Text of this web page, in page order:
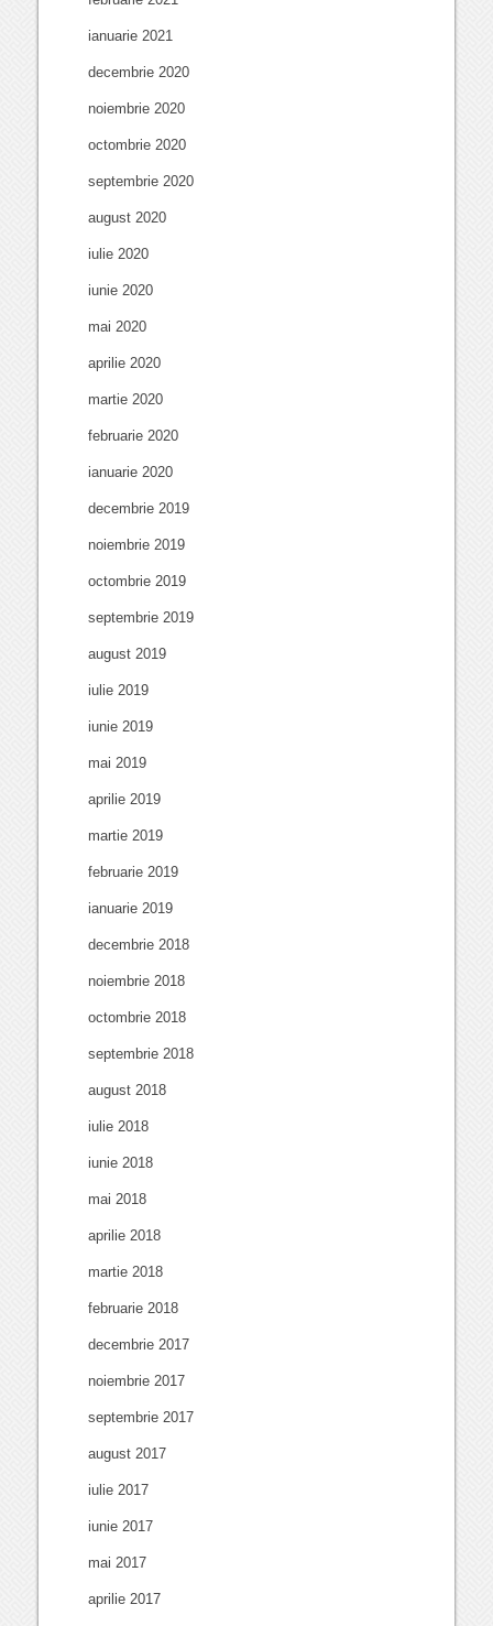
ianuarie 2021
decembrie 2020
noiembrie 2020
octombrie 2020
septembrie 2020
august 2020
iulie 2020
iunie 2020
mai 2020
aprilie 2020
martie 2020
februarie 2020
ianuarie 2020
decembrie 2019
noiembrie 2019
octombrie 2019
septembrie 2019
august 2019
iulie 2019
iunie 2019
mai 2019
aprilie 2019
martie 2019
februarie 2019
ianuarie 2019
decembrie 2018
noiembrie 2018
octombrie 2018
septembrie 2018
august 2018
iulie 2018
iunie 2018
mai 2018
aprilie 2018
martie 2018
februarie 2018
decembrie 2017
noiembrie 2017
septembrie 2017
august 2017
iulie 2017
iunie 2017
mai 2017
aprilie 2017